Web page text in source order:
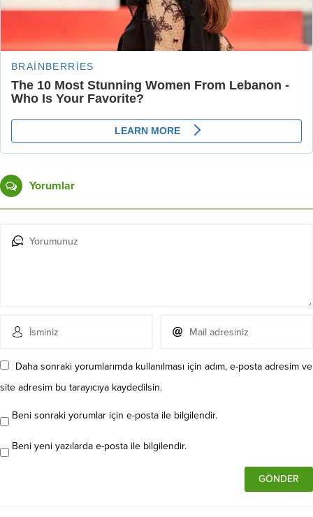
Yorumlar
Daha sonraki yorumlarımda kullanılması için adım, e-posta adresim ve
site adresim bu tarayıcıya kaydedilsin.
Beni sonraki yorumlar için e-posta ile bilgilendir.
Beni yeni yazılarda e-posta ile bilgilendir.